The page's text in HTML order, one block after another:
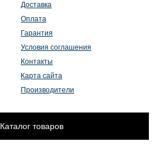
Доставка
Оплата
Гарантия
Условия соглашения
Контакты
Карта сайта
Производители
Каталог товаров